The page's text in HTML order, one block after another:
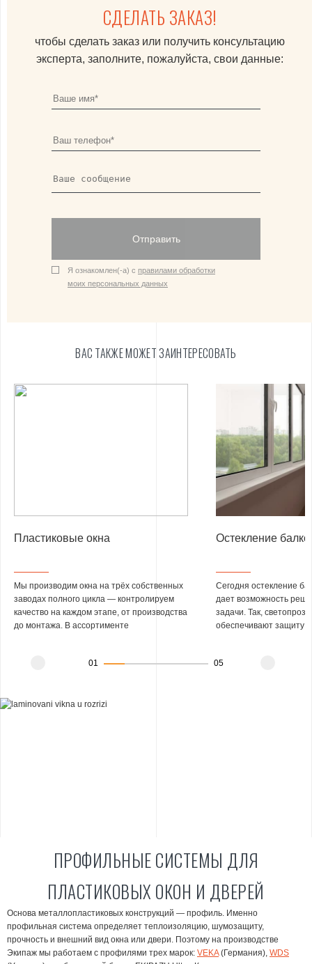
СДЕЛАТЬ ЗАКАЗ!
чтобы сделать заказ или получить консультацию
эксперта, заполните, пожалуйста, свои данные:
Отправить
Я ознакомлен(-а) с правилами обработки
моих персональных данных
ВАС ТАКЖЕ МОЖЕТ ЗАИНТЕРЕСОВАТЬ
Пластиковые окна
Мы производим окна на трёх собственных
заводах полного цикла — контролируем
качество на каждом этапе, от производства
до монтажа. В ассортименте
Winkhaus. Выбирайте решение в
класса.
Остекление
Сегодня остекление
дает возможность
задачи. Так,
обеспечивают защиту
при выборе
01 05
ПРОФИЛЬНЫЕ СИСТЕМЫ ДЛЯ
ПЛАСТИКОВЫХ ОКОН И ДВЕРЕЙ
Основа металлопластиковых конструкций — профиль. Именно
профильная система определяет теплоизоляцию, шумозащиту,
прочность и внешний вид окна или двери. Поэтому на производстве
Экипаж мы работаем с профилями трех марок: VEKA(Германия), WDS